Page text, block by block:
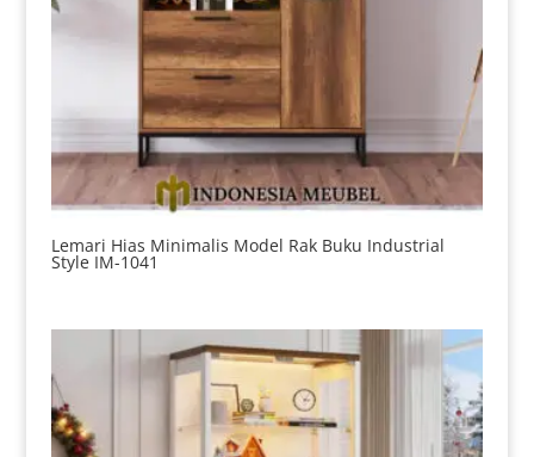
Lemari Hias Minimalis Model Rak Buku Industrial
Style IM-1041